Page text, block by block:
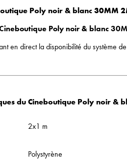
Poly noir & blanc 30MM
Poly noir & blanc
en direct la disponibilité du système de
du Cineboutique Poly noir &
2x1 m
Polystyrène